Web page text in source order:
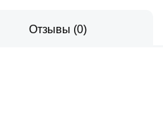
Отзывы (0)